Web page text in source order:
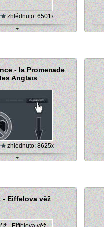
zhlédnuto: 6501x
- la Promenade
Anglais
zhlédnuto: 8625x
- Eiffelova věž